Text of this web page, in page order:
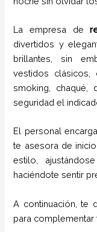
La empresa de
divertidos y
brillantes, sin
vestidos clásicos,
smoking, chaqué,
seguridad el
El personal
te asesora de
estilo,
haciéndote sentir
A continuación, te
para complementar